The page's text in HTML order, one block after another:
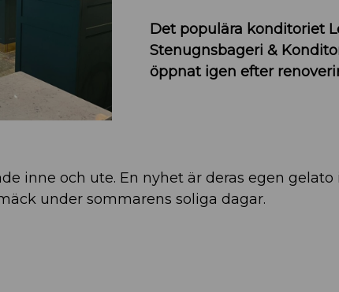
Det populära konditoriet
Stenugnsbageri &
öppnat igen efter
inne och ute. En nyhet är deras egen gelato
under sommarens soliga dagar.